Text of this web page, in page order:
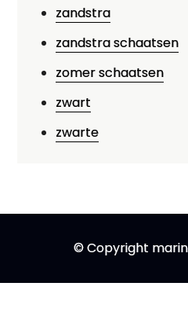
zandstra
zandstra schaatsen
zomer schaatsen
zwart
zwarte
© Copyright